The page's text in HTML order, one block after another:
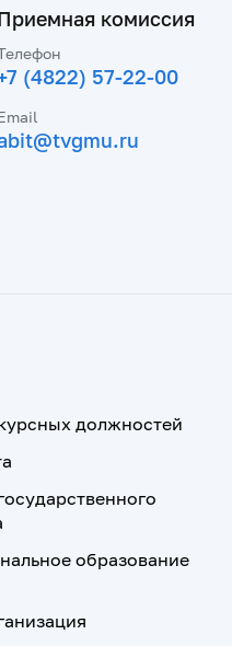
комиссия
(4822) 57-22-00
должностей
образование